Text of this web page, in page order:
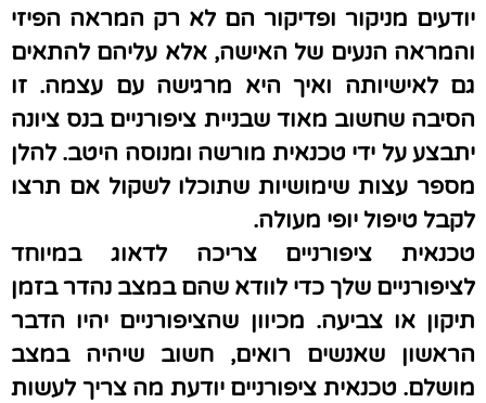
יודעים מניקור ופדיקור הם לא רק המראה הפיזי
והמראה הנעים של האישה, אלא עליהם להתאים
גם לאישיותה ואיך היא מרגישה עם עצמה. זו
הסיבה שחשוב מאוד שבניית ציפורניים בנס ציונה
יתבצע על ידי טכנאית מורשה ומנוסה היטב. להלן
מספר עצות שימושיות שתוכלו לשקול אם תרצו
לקבל טיפול יופי מעולה.
טכנאית ציפורניים צריכה לדאוג במיוחד
לציפורניים שלך כדי לוודא שהם במצב נהדר בזמן
תיקון או צביעה. מכיוון שהציפורניים יהיו הדבר
הראשון שאנשים רואים, חשוב שיהיה במצב
מושלם. טכנאית ציפורניים יודעת מה צריך לעשות